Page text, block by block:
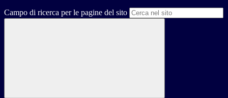
Campo di ricerca per le pagine del sito